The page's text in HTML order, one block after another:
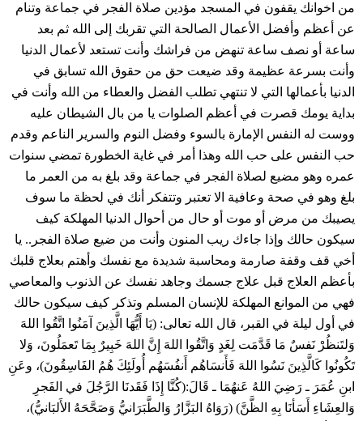
من اخوانك يقفون في المسجد مؤدين صلاة الفجر في جماعة وتنام
عن أعظم وأفضل الأعمال الصالحة التي تقربك إلى الله ثم بعد
ساعة أو نصف ساعة تنهض من فراشك وأنت تستعد لأعمال الدنيا
وأنت بسرعة عظيمة وقد ضيعت حق من حقوق الله تسابق في
الدنيا بأعمالها التي لا تنتهي تطلب الفضل والعطاء من الله وأنت في
بداية يومك قصرت في أعظم الصلوات يا من بال الشيطان عليه
ووست له النفس الإمارة بالسوء وفضل النوم والسرير الناعم وقدم
حب النفس على حب الله وهذا أمر في غاية الخطورة تمضي سنوات
عمره وهو مضيع لصلاة الفجر في جماعة وقد بلغ به من العمر ما
بلغ وهو في صحة وعافية الا تعتبر وتتفكر أنك في لحظة ما سوف
يصيبك من مرض أو موت أو حال من أحوال الدنيا المهلكة كيف
سيكون حالك وإذا جاءك ريب المنون وأنت من ضيع صلاة الفجر.. يا
أخي قف وقفة صارمة ومحاسبة شديدة مع نفسك وأهتم بعلاج قلبك
بأعظم العلاج قبل علاج جسمك وجاهد نفسك عن الذنوب والمعاصي
فهي من الموانع المهلكة للإنسان المسلم وتذكر كيف سيكون حالك
في أول ليلة في القبر، قال الله تعالى: (يَا أَيُّهَا الَّذِينَ آمَنُوا اتَّقُوا اللهَ
وَلتَنظُرْ نَفسٌ مَا قَدَّمَت لِغَدٍ وَاتَّقُوا اللهَ إِنَّ اللهَ خَبِيرٌ بِمَا تَعمَلُونَ، وَلا
تَكُونُوا كَالَّذِينَ نَسُوا اللهَ فَأَنسَاهُم أَنفُسَهُم أُولَئِكَ هُمُ الفَاسِقُونَ)، وعَنِ
ابنِ عُمَرَ ـ رَضِيَ اللهُ عَنهُمَا ـ قَالَ:(كُنَّا إِذَا فَقَدنَا الرَّجُلَ في الفَجرِ
وَالعِشَاءِ أَسَأنَا بِهِ الظَّنَّ) (رَوَاهُ البَزَّارُ وَالطَّبَرَانيُّ وَصَحَّحَهُ الأَلبَانيُّ)،